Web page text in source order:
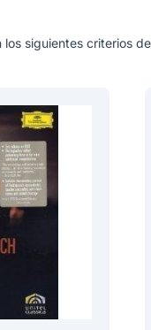
los siguientes criterios